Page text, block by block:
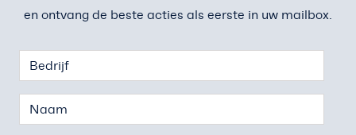
en ontvang de beste acties als eerste in uw mailbox.